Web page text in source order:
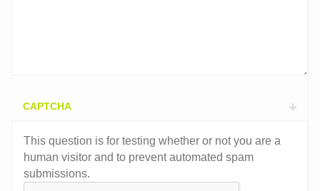
CAPTCHA
This question is for testing whether or not you are a
human visitor and to prevent automated spam
submissions.